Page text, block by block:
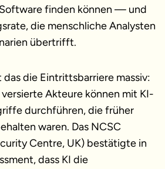
finden können — und
die menschliche Analysten
übertrifft.
die Eintrittsbarriere massiv:
Akteure können mit KI-
durchführen, die früher
waren. Das NCSC
Centre, UK) bestätigte in
dass KI die